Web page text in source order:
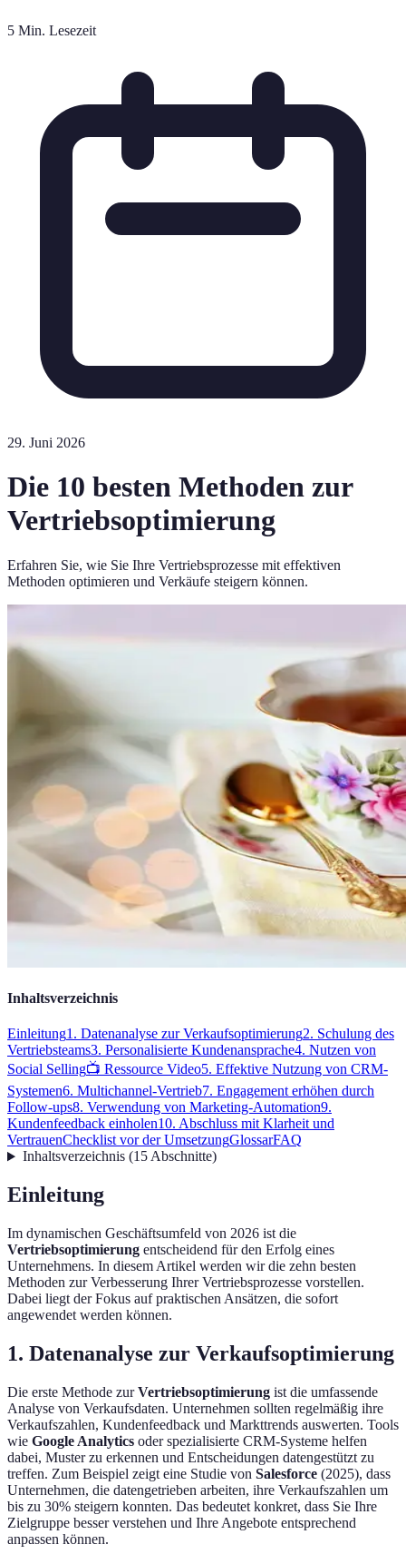
5 Min. Lesezeit
29. Juni 2026
Die 10 besten Methoden zur
Vertriebsoptimierung
Erfahren Sie, wie Sie Ihre Vertriebsprozesse mit effektiven
Methoden optimieren und Verkäufe steigern können.
Inhaltsverzeichnis
Einleitung1. Datenanalyse zur Verkaufsoptimierung2. Schulung des
Vertriebsteams3. Personalisierte Kundenansprache4. Nutzen von
Social Selling📺 Ressource Video5. Effektive Nutzung von CRM-
Systemen6. Multichannel-Vertrieb7. Engagement erhöhen durch
Follow-ups8. Verwendung von Marketing-Automation9.
Kundenfeedback einholen10. Abschluss mit Klarheit und
VertrauenChecklist vor der UmsetzungGlossarFAQ
Inhaltsverzeichnis(15Abschnitte)
Einleitung
Im dynamischen Geschäftsumfeld von 2026 ist die
Vertriebsoptimierung entscheidend für den Erfolg eines
Unternehmens. In diesem Artikel werden wir die zehn besten
Methoden zur Verbesserung Ihrer Vertriebsprozesse vorstellen.
Dabei liegt der Fokus auf praktischen Ansätzen, die sofort
angewendet werden können.
1. Datenanalyse zur Verkaufsoptimierung
Die erste Methode zurVertriebsoptimierung ist die umfassende
Analyse von Verkaufsdaten. Unternehmen sollten regelmäßig ihre
Verkaufszahlen, Kundenfeedback und Markttrends auswerten. Tools
wie Google Analytics oder spezialisierte CRM-Systeme helfen
dabei, Muster zu erkennen und Entscheidungen datengestützt zu
treffen. Zum Beispiel zeigt eine Studie von Salesforce (2025), dass
Unternehmen, die datengetrieben arbeiten, ihre Verkaufszahlen um
bis zu 30% steigern konnten. Das bedeutet konkret, dass Sie Ihre
Zielgruppe besser verstehen und Ihre Angebote entsprechend
anpassen können.